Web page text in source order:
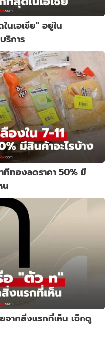
นเอเชีย" อยู่ใน
ริการ
ทีทองลดราคา 50% มี
น
จากสิ่งแรกที่เห็น เช็กดู